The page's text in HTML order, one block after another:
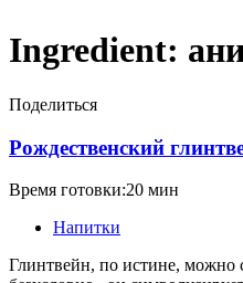
Ingredient:
Поделиться
Рождественский
Время готовки:20 мин
Напитки
Глинтвейн, по истине, можно